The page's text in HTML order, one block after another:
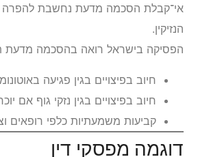
אי־קבלת הסכמה מדעת נחשבת
הנזיקין.
הפסיקה בישראל רואה בהסכמה מדעת
חיוב בפיצויים בגין פגיעה
חיוב בפיצויים בגין נזקי גוף אם
קביעות משמעתיות כלפי רופאים
דוגמה מפסקי דין